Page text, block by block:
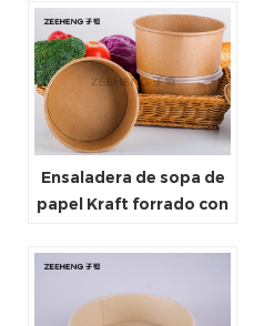
alimenticia 8oz con las
tapas
Ensaladera de sopa de
papel Kraft forrado con
venta directa de fábrica